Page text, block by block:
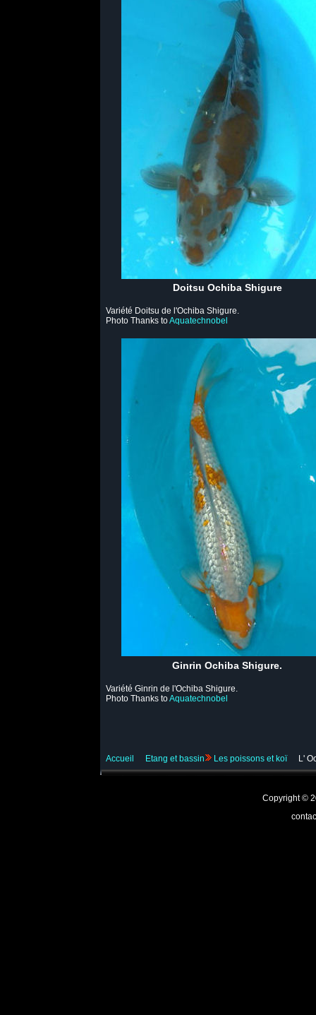
Doitsu Ochiba Shigure
Variété Doitsu de l'Ochiba Shigure.
Photo Thanks toAquatechnobel
Ginrin Ochiba Shigure.
Variété Ginrin de l'Ochiba Shigure.
Photo Thanks toAquatechnobel
Accueil Etang et bassin Les poissons et koï L'
Copyright ©